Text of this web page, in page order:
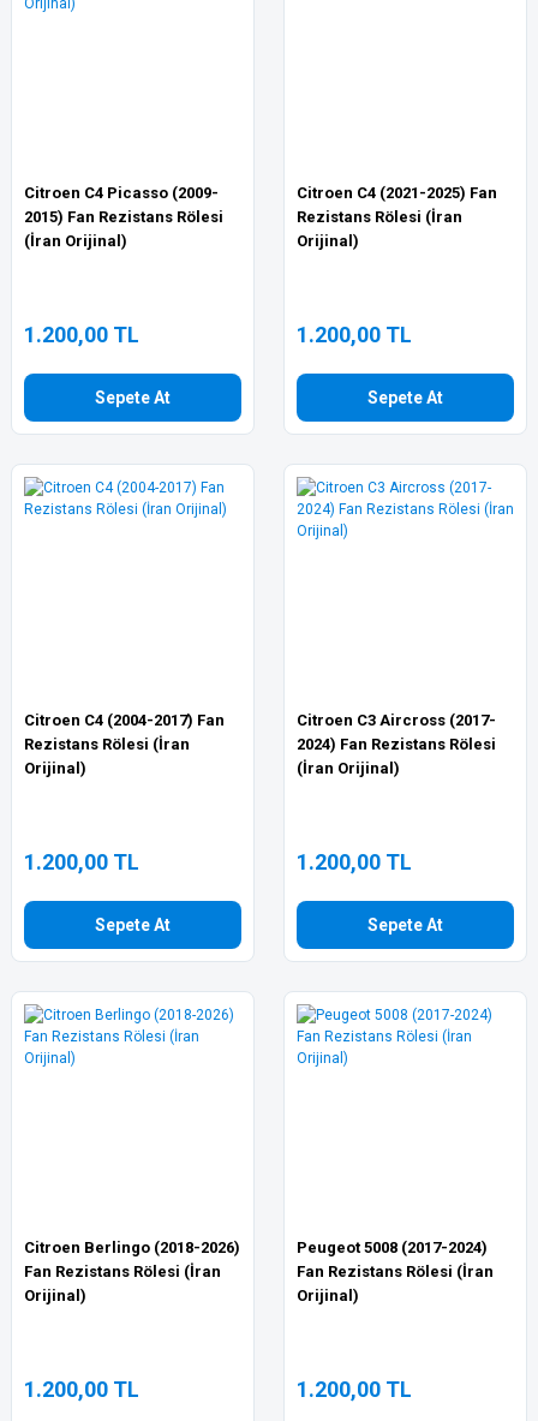
Citroen C4 Picasso (2009-
2015) Fan Rezistans Rölesi
(İran Orijinal)
1.200,00 TL
Sepete At
Citroen C4 (2021-2025) Fan
Rezistans Rölesi (İran
Orijinal)
1.200,00 TL
Sepete At
Citroen C4 (2004-2017) Fan
Rezistans Rölesi (İran
Orijinal)
1.200,00 TL
Sepete At
Citroen C3 Aircross (2017-
2024) Fan Rezistans Rölesi
(İran Orijinal)
1.200,00 TL
Sepete At
Citroen Berlingo (2018-2026)
Fan Rezistans Rölesi (İran
Orijinal)
1.200,00 TL
Peugeot 5008 (2017-2024)
Fan Rezistans Rölesi (İran
Orijinal)
1.200,00 TL